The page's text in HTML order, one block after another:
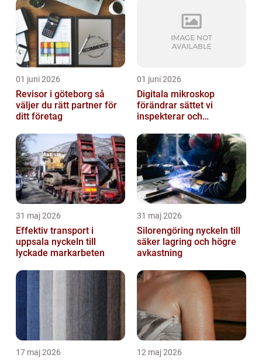
01 juni 2026
Revisor i göteborg så
väljer du rätt partner för
ditt företag
01 juni 2026
Digitala mikroskop
förändrar sättet vi
inspekterar och
31 maj 2026
Effektiv transport i
uppsala nyckeln till
lyckade markarbeten
31 maj 2026
Silorengöring nyckeln till
säker lagring och högre
avkastning
17 maj 2026 12 maj 2026